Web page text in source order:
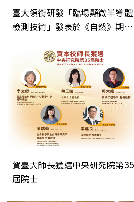
臺大領銜研發「臨場顯微半導體
檢測技術」發表於《自然》期
直接檢測技術
賀臺大師長獲選中央研究院第35
屆院士